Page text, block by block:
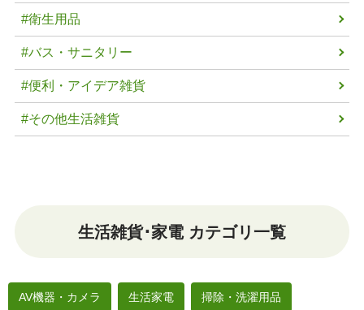
#衛生用品
#バス・サニタリー
#便利・アイデア雑貨
#その他生活雑貨
生活雑貨･家電 カテゴリ一覧
AV機器・カメラ 生活家電 掃除・洗濯用品